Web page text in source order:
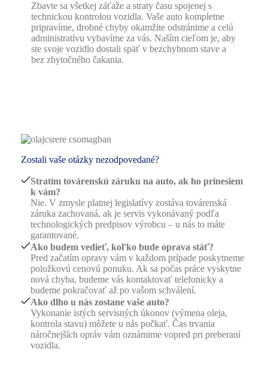
Zbavte sa všetkej záťaže a straty času spojenej s
technickou kontrolou vozidla. Vaše auto kompletne
pripravíme, drobné chyby okamžite odstránime a celú
administratívu vybavíme za vás. Naším cieľom je, aby
ste svoje vozidlo dostali späť v bezchybnom stave a
bez zbytočného čakania.
Zostali vaše otázky nezodpovedané?
Stratím továrenskú záruku na auto, ak ho prinesiem
k vám?
Nie. V zmysle platnej legislatívy zostáva továrenská
záruka zachovaná, ak je servis vykonávaný podľa
technologických predpisov výrobcu – u nás to máte
garantované.
Ako budem vedieť, koľko bude oprava stáť?
Pred začatím opravy vám v každom prípade poskytneme
položkovú cenovú ponuku. Ak sa počas práce vyskytne
nová chyba, budeme vás kontaktovať telefonicky a
budeme pokračovať až po vašom schválení.
Ako dlho u nás zostane vaše auto?
Vykonanie istých servisných úkonov (výmena oleja,
kontrola stavu) môžete u nás počkať. Čas trvania
náročnejších opráv vám oznámime vopred pri preberaní
vozidla.